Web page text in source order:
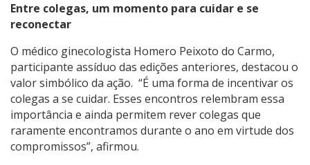
Entre colegas, um momento para cuidar e se
reconectar
O médico ginecologista Homero Peixoto do Carmo,
participante assíduo das edições anteriores, destacou o
valor simbólico da ação. “É uma forma de incentivar os
colegas a se cuidar. Esses encontros relembram essa
importância e ainda permitem rever colegas que
raramente encontramos durante o ano em virtude dos
compromissos”, afirmou.